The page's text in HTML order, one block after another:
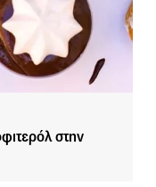
στην